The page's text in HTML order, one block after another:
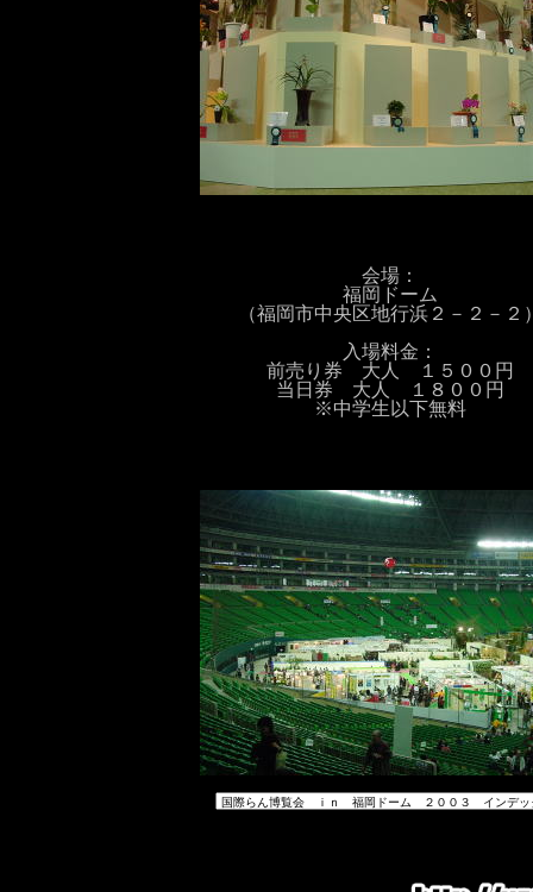
会場：
福岡ドーム
（福岡市中央区地行浜２－２－２
入場料金：
前売り券 大人 １５００円
当日券 大人 １８００円
※中学生以下無料